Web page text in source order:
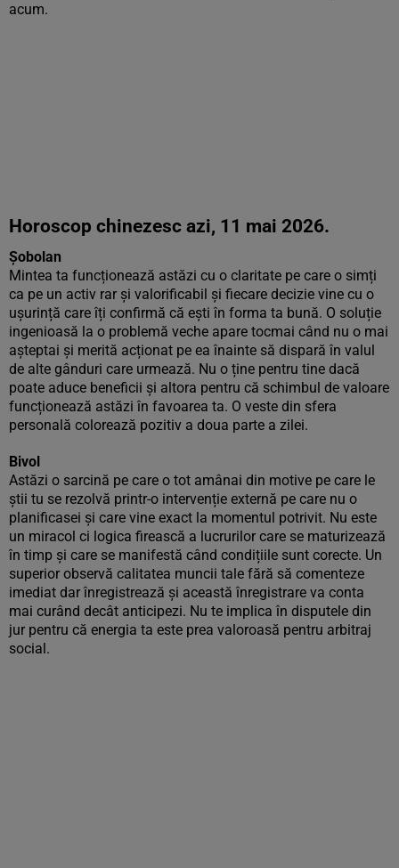
acum.
Horoscop chinezesc azi, 11 mai 2026.
Șobolan
Mintea ta funcționează astăzi cu o claritate pe care o simți
ca pe un activ rar și valorificabil și fiecare decizie vine cu o
ușurință care îți confirmă că ești în forma ta bună. O soluție
ingenioasă la o problemă veche apare tocmai când nu o mai
așteptai și merită acționat pe ea înainte să dispară în valul
de alte gânduri care urmează. Nu o ține pentru tine dacă
poate aduce beneficii și altora pentru că schimbul de valoare
funcționează astăzi în favoarea ta. O veste din sfera
personală colorează pozitiv a doua parte a zilei.
Bivol
Astăzi o sarcină pe care o tot amânai din motive pe care le
știi tu se rezolvă printr-o intervenție externă pe care nu o
planificasei și care vine exact la momentul potrivit. Nu este
un miracol ci logica firească a lucrurilor care se maturizează
în timp și care se manifestă când condițiile sunt corecte. Un
superior observă calitatea muncii tale fără să comenteze
imediat dar înregistrează și această înregistrare va conta
mai curând decât anticipezi. Nu te implica în disputele din
jur pentru că energia ta este prea valoroasă pentru arbitraj
social.